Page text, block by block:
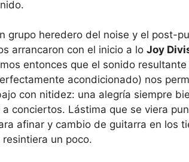
grupo heredero del noise y el post-
arrancaron con el inicio a lo Joy
entonces que el sonido
acondicionado) nos
con nitidez: una alegría siempre
conciertos. Lástima que se viera
afinar y cambio de guitarra en los
un poco.